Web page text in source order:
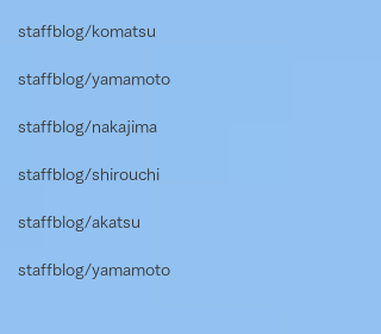
staffblog/komatsu
staffblog/yamamoto
staffblog/nakajima
staffblog/shirouchi
staffblog/akatsu
staffblog/yamamoto